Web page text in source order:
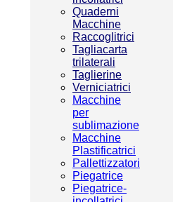
Quaderni
Macchine
Raccoglitrici
Tagliacarta
trilaterali
Taglierine
Verniciatrici
Macchine
per
sublimazione
Macchine
Plastificatrici
Pallettizzatori
Piegatrice
Piegatrice-